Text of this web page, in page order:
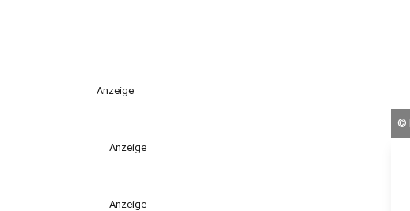
Anzeige
Anzeige
Anzeige
©